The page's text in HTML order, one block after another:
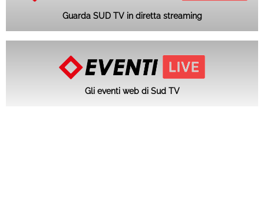
Guarda SUD TV in diretta streaming
Gli eventi web di Sud TV